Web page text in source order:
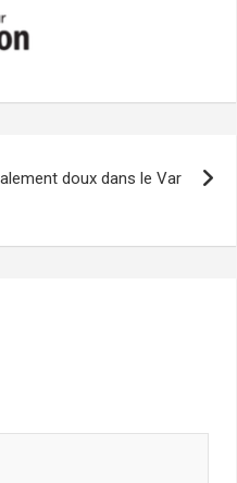
doux dans le Var